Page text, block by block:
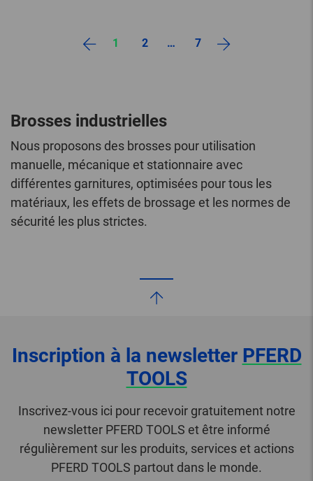
1 2 … 7
Brosses industrielles
Nous proposons des brosses pour utilisation
manuelle, mécanique et stationnaire avec
différentes garnitures, optimisées pour tous les
matériaux, les effets de brossage et les normes de
sécurité les plus strictes.
Inscription à la newsletter PFERD
TOOLS
Inscrivez-vous ici pour recevoir gratuitement notre
newsletter PFERD TOOLS et être informé
régulièrement sur les produits, services et actions
PFERD TOOLS partout dans le monde.